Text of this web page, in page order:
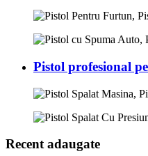
Pistol profesional
Recent adaugate